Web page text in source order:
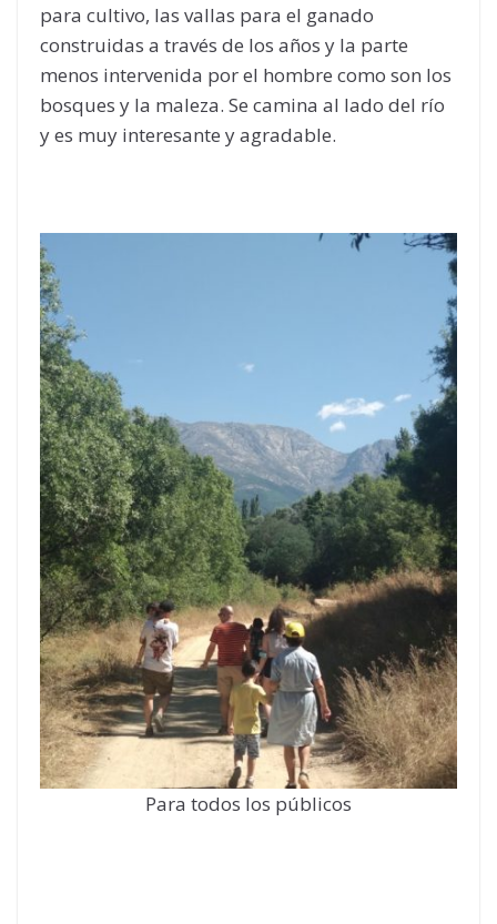
para cultivo, las vallas para el ganado
construidas a través de los años y la parte
menos intervenida por el hombre como son los
bosques y la maleza. Se camina al lado del río
y es muy interesante y agradable.
Para todos los públicos